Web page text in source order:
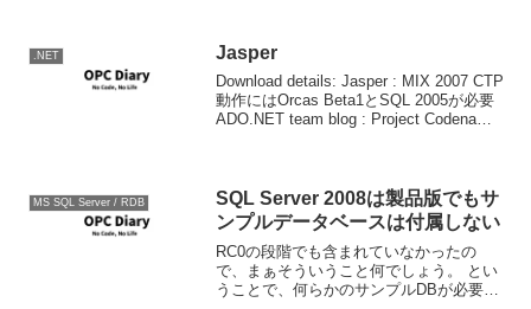
と、ソ...
.NET Jasper
Download details: Jasper : MIX 2007 CTP
動作にはOrcas Beta1とSQL 2005が必要
ADO.NET team blog : Project Codename
MS SQL Server / RDB
SQL Server 2008は製品版でもサ
ンプルデータベースは付属しない
RC0の段階でも含まれていなかったの
で、まぁそういうこと何でしょう。 とい
うことで、何らかのサンプルDBが必要な